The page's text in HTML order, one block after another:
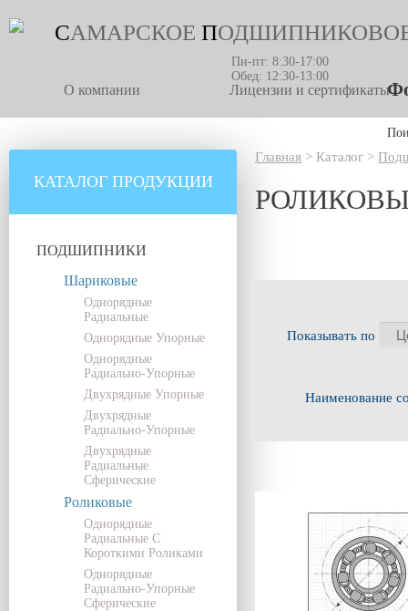
САМАРСКОЕ П
Пн-пт: 8:30-17:00
Обед: 12:30-13:00
О компании Лицензии и сертификаты
КАТАЛОГ ПРОДУКЦИИ
ПОДШИПНИКИ
Шариковые
Однорядные
Радиальные
Однорядные Упорные
Однорядные
Радиально-Упорные
Двухрядные Упорные
Двухрядные
Радиально-Упорные
Двухрядные
Радиальные
Сферические
Роликовые
Однорядные
Радиальные С
Короткими Роликами
Однорядные
Радиально-Упорные
Сферические
Главная > Каталог >
Наименование
Показывать по